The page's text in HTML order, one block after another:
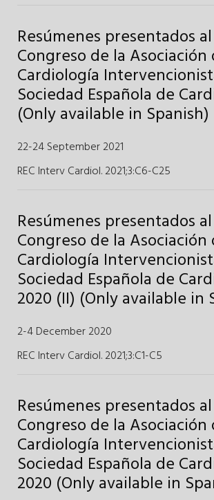
Resúmenes presentados al
Congreso de la Asociación
Cardiología
Sociedad Española de
(Only available in Spanish)
22-24 September 2021
REC Interv Cardiol. 2021;3:C6-C25
Resúmenes presentados al
Congreso de la Asociación
Cardiología
Sociedad Española de
2020 (II) (Only available in
2-4 December 2020
REC Interv Cardiol. 2021;3:C1-C5
Resúmenes presentados al
Congreso de la Asociación
Cardiología
Sociedad Española de
2020 (Only available in